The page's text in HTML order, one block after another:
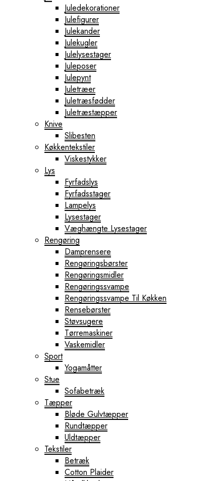
Juledekorationer
Julefigurer
Julekander
Julekugler
Julelysestager
Juleposer
Julepynt
Juletræer
Juletræsfødder
Juletræstæpper
Knive
Slibesten
Køkkentekstiler
Viskestykker
Lys
Fyrfadslys
Fyrfadsstager
Lampelys
Lysestager
Væghængte Lysestager
Rengøring
Damprensere
Rengøringsbørster
Rengøringsmidler
Rengøringssvampe
Rengøringssvampe Til Køkken
Rensebørster
Støvsugere
Tørremaskiner
Vaskemidler
Sport
Yogamåtter
Stue
Sofabetræk
Tæpper
Bløde Gulvtæpper
Rundtæpper
Uldtæpper
Tekstiler
Betræk
Cotton Plaider